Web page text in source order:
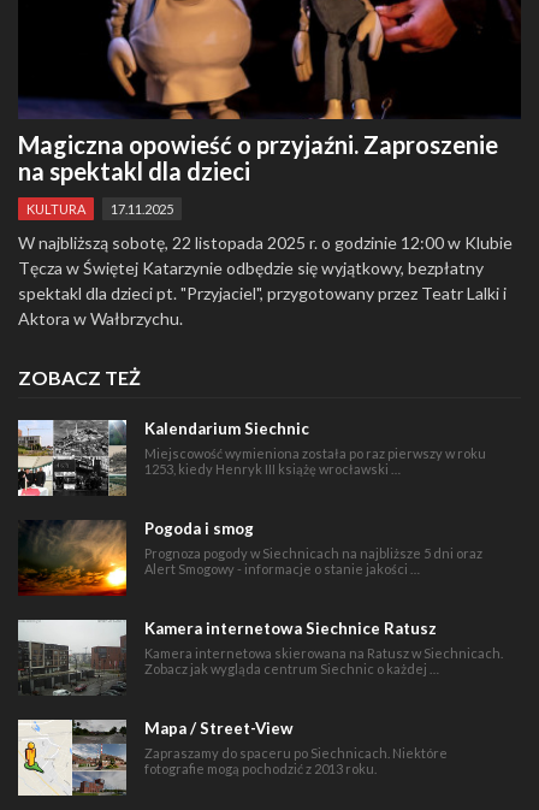
Magiczna opowieść o przyjaźni. Zaproszenie
na spektakl dla dzieci
KULTURA 17.11.2025
W najbliższą sobotę, 22 listopada 2025 r. o godzinie 12:00 w Klubie
Tęcza w Świętej Katarzynie odbędzie się wyjątkowy, bezpłatny
spektakl dla dzieci pt. "Przyjaciel", przygotowany przez Teatr Lalki i
Aktora w Wałbrzychu.
ZOBACZ TEŻ
Kalendarium Siechnic
Miejscowość wymieniona została po raz pierwszy w roku
1253, kiedy Henryk III książę wrocławski …
Pogoda i smog
Prognoza pogody w Siechnicach na najbliższe 5 dni oraz
Alert Smogowy - informacje o stanie jakości …
Kamera internetowa Siechnice Ratusz
Kamera internetowa skierowana na Ratusz w Siechnicach.
Zobacz jak wygląda centrum Siechnic o każdej …
Mapa / Street-View
Zapraszamy do spaceru po Siechnicach. Niektóre
fotografie mogą pochodzić z 2013 roku.